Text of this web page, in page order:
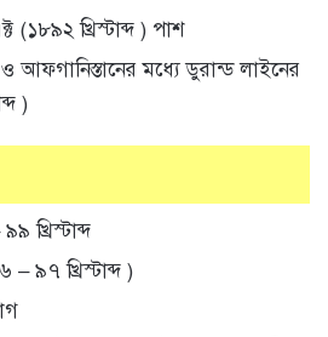
(১৮৯২ খ্রিস্টাব্দ ) পাশ
আফগানিস্তানের মধ্যে ডুরান্ড লাইনের
)
খ্রিস্টাব্দ
– ৯৭ খ্রিস্টাব্দ )